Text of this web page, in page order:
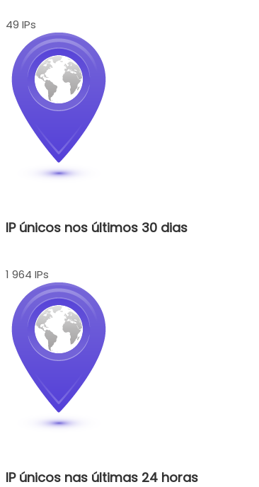
49 IPs
IP únicos nos últimos 30 dias
1 964 IPs
IP únicos nas últimas 24 horas